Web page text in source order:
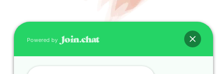
CONTACTO
(598) 099 466 212
Powered by